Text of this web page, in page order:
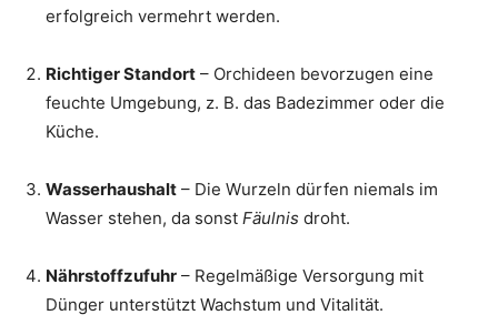
erfolgreich vermehrt werden.
Richtiger Standort – Orchideen bevorzugen eine
feuchte Umgebung, z. B. das Badezimmer oder die
Küche.
Wasserhaushalt – Die Wurzeln dürfen niemals im
Wasser stehen, da sonst Fäulnis droht.
Nährstoffzufuhr – Regelmäßige Versorgung mit
Dünger unterstützt Wachstum und Vitalität.